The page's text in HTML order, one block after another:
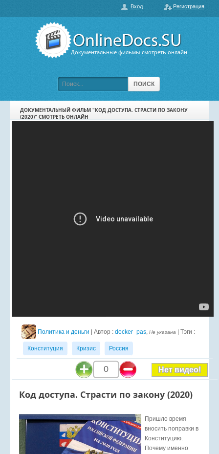
Документальные фильмы смотреть онлайн
ПОИСК
О нас
Вход Регистрация
ПОПУЛЯРНЫЕ
ПОДБОРКИ ФИЛЬМОВ
ДОКУМЕНТАЛЬНЫЙ ФИЛЬМ "КОД ДОСТУПА. СТРАСТИ ПО ЗАКОНУ
(2020)" СМОТРЕТЬ ОНЛАЙН
Политика и деньги | Автор : docker_pas, Не указана | Тэги :
Конституция Кризис Россия
0 Нет видео!
Код доступа. Страсти по закону (2020)
Пришло время
вносить поправки в
Конституцию.
Почему именно